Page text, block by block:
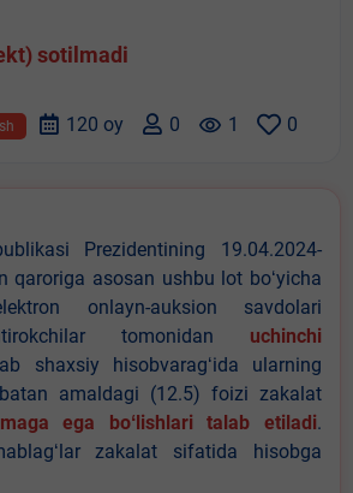
sotilmadi
0
remove_red_eye 1
0
120 oy
Prezidentining 19.04.2024-
qaroriga asosan ushbu lot boʻyicha
onlayn-auksion savdolari
tomonidan uchinchi
shaxsiy hisobvaragʻida ularning
amaldagi (12.5) foizi zakalat
ega boʻlishlari talab etiladi.
zakalat sifatida hisobga